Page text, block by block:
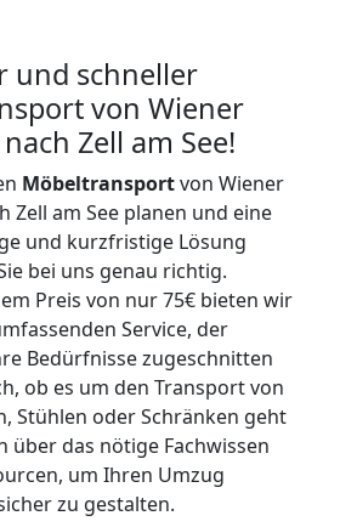
und schneller
von Wiener
Zell am See!
Möbeltransportvon Wiener
Zell am See planen und eine
und kurzfristige Lösung
bei uns genau richtig.
Preis von nur 75€ bieten wir
Service, der
Bedürfnisse zugeschnitten
ob es um den Transport von
Stühlen oder Schränken geht
über das nötige Fachwissen
um Ihren Umzug
zu gestalten.